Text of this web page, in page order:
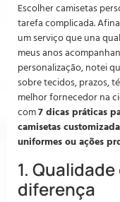
Escolher camisetas
tarefa complicada.
um serviço que una
meus anos
personalização, notei
sobre tecidos, prazos,
melhor fornecedor na
com7 dicas práticas
camisetas
uniformes ou ações
1.
diferença